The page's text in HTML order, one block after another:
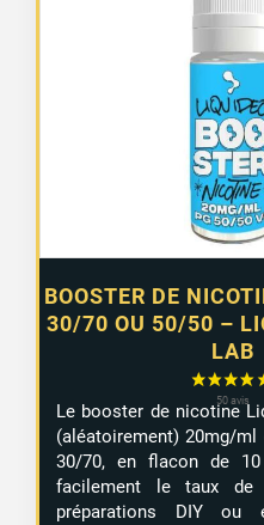
BOOSTER DE
30/70 OU 50/50 –
LAB
à
Le booster de nicotine
(aléatoirement) 20mg/
30/70, en flacon de
facilement le taux de
préparations DIY ou